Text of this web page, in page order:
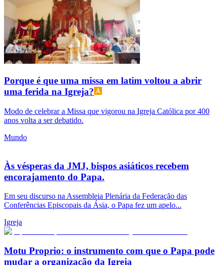
Porque é que uma missa em latim voltou a abrir
uma ferida na Igreja?
Modo de celebrar a Missa que vigorou na Igreja Católica por 400
anos volta a ser debatido.
Mundo
Às vésperas da JMJ, bispos asiáticos recebem
encorajamento do Papa.
Em seu discurso na Assembleia Plenária da Federação das
Conferências Episcopais da Ásia, o Papa fez um apelo...
Igreja
Motu Proprio: o instrumento com que o Papa pode
mudar a organização da Igreja